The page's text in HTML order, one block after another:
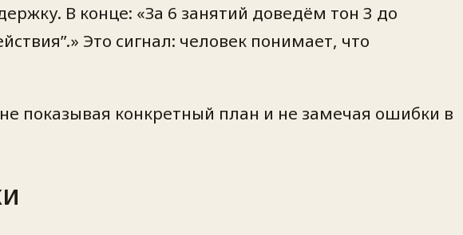
В конце: «За 6 занятий доведём тон 3 до
Это сигнал: человек понимает, что
показывая конкретный план и не замечая ошибки в